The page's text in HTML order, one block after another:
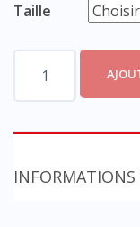
Taille
rouge"
INFORMATIONS